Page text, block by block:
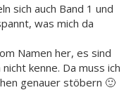
sich auch Band 1 und
was mich da
Namen her, es sind
kenne. Da muss ich
genauer stöbern 🙂